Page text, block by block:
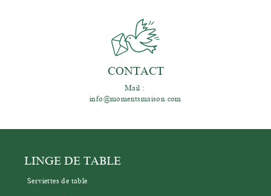
CONTACT
Mail :
info@momentsmaison.com
LINGE DE TABLE
Serviettes de table